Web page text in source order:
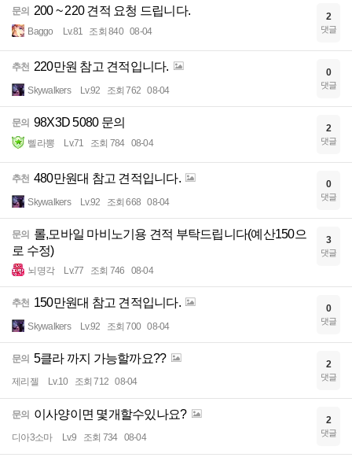
문의 200 ~ 220 견적 요청 드립니다.
Baggo Lv.81 조회 840 08-04
2
댓글
추천 220만원 참고 견적입니다.
Skywalkers Lv.92 조회 762 08-04
0
댓글
문의 98X3D 5080 문의
삘라뽕 Lv.71 조회 784 08-04
2
댓글
추천 480만원대 참고 견적입니다.
Skywalkers Lv.92 조회 668 08-04
0
댓글
문의 롤,모바일 마비노기용 견적 부탁드립니다(예산150으
로 수정)
뇌명각 Lv.77 조회 746 08-04
3
댓글
추천 150만원대 참고 견적입니다.
Skywalkers Lv.92 조회 700 08-04
0
댓글
문의 5클라 까지 가능할까요??
제리젤 Lv.10 조회 712 08-04
2
댓글
문의 이사양이면 몇개할수있나요?
디아3소마 Lv.9 조회 734 08-04
2
댓글